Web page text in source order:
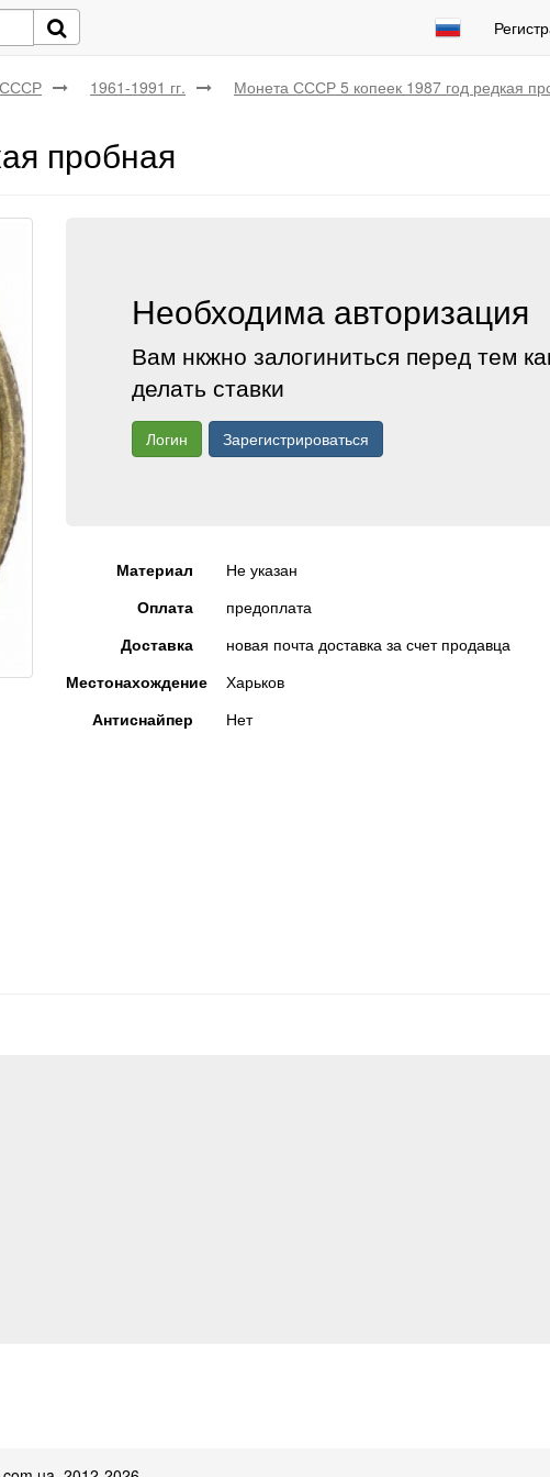
1961-1991 гг. Монета СССР 5 копеек 1987 год редкая
пробная
Необходима авторизация
Вам нкжно залогиниться перед тем
делать ставки
Логин Зарегистрироваться
Материал
Не указан
Оплата
предоплата
Доставка
новая почта доставка за счет продавца
Местонахождение
Харьков
Антиснайпер
Нет